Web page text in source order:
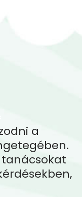
a
tanácsokat